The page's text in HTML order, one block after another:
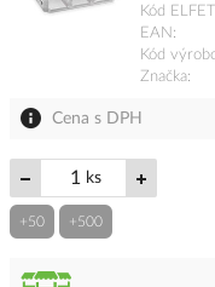
Kód
EAN
Kód
Značka
Cena s DPH
ks
+50 +500